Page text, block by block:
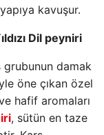
kavuşur.
Dil peyniri
grubunun damak
öne çıkan özel
hafif aromaları
, sütün en taze